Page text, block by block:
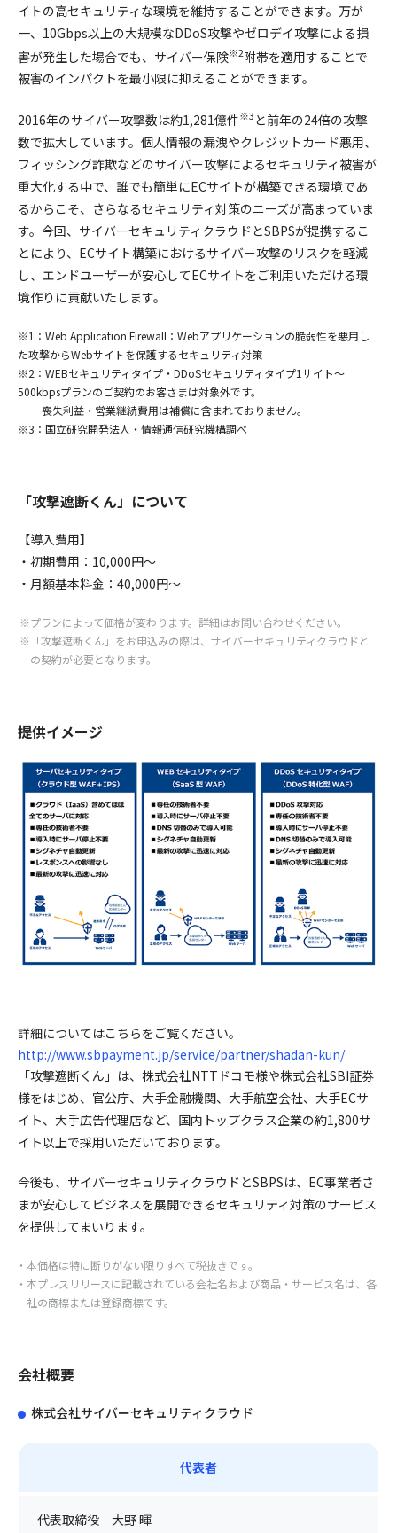
イトの高セキュリティな環境を維持することができます。万が
一、10Gbps以上の大規模なDDoS攻撃やゼロデイ攻撃による損
害が発生した場合でも、サイバー保険※2附帯を適用することで
被害のインパクトを最小限に抑えることができます。
2016年のサイバー攻撃数は約1,281億件※3と前年の24倍の攻撃
数で拡大しています。個人情報の漏洩やクレジットカード悪用、
フィッシング詐欺などのサイバー攻撃によるセキュリティ被害が
重大化する中で、誰でも簡単にECサイトが構築できる環境であ
るからこそ、さらなるセキュリティ対策のニーズが高まっていま
す。今回、サイバーセキュリティクラウドとSBPSが提携するこ
とにより、ECサイト構築におけるサイバー攻撃のリスクを軽減
し、エンドユーザーが安心してECサイトをご利用いただける環
境作りに貢献いたします。
※1：Web Application Firewall：Webアプリケーションの脆弱性を悪用し
た攻撃からWebサイトを保護するセキュリティ対策
※2：WEBセキュリティタイプ・DDoSセキュリティタイプ1サイト～
500kbpsプランのご契約のお客さまは対象外です。
喪失利益・営業継続費用は補償に含まれておりません。
※3：国立研究開発法人・情報通信研究機構調べ
「攻撃遮断くん」について
【導入費用】
・初期費用：10,000円～
・月額基本料金：40,000円～
プランによって価格が変わります。詳細はお問い合わせください。
「攻撃遮断くん」をお申込みの際は、サイバーセキュリティクラウドと
の契約が必要となります。
提供イメージ
詳細についてはこちらをご覧ください。
http://www.sbpayment.jp/service/partner/shadan-kun/
「攻撃遮断くん」は、株式会社NTTドコモ様や株式会社SBI証券
様をはじめ、官公庁、大手金融機関、大手航空会社、大手ECサ
イト、大手広告代理店など、国内トップクラス企業の約1,800サ
イト以上で採用いただいております。
今後も、サイバーセキュリティクラウドとSBPSは、EC事業者さ
まが安心してビジネスを展開できるセキュリティ対策のサービス
を提供してまいります。
本価格は特に断りがない限りすべて税抜きです。
本プレスリリースに記載されている会社名および商品・サービス名は、各
社の商標または登録商標です。
会社概要
株式会社サイバーセキュリティクラウド
代表者
代表取締役 大野 暉